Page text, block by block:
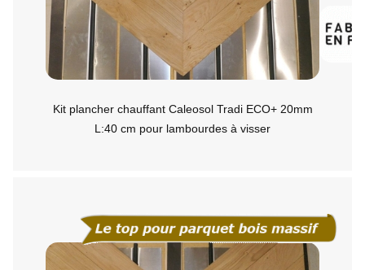
Kit plancher chauffant Caleosol Tradi ECO+ 20mm
L:40 cm pour lambourdes à visser